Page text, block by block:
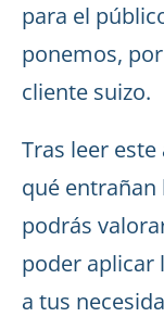
para el
ponemos,
cliente suizo.
Tras leer
qué entrañan
podrás
poder aplicar
a tus